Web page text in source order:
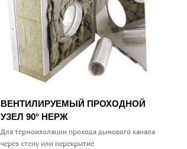
ВЕНТИЛИРУЕМЫЙ ПРОХОДНОЙ
УЗЕЛ 90° НЕРЖ
Для термоизоляции прохода дымового канала
через стену или перекрытие